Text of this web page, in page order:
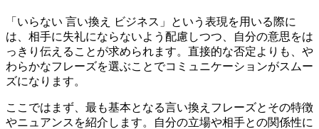
「いらない 言い換え ビジネス」という表現を用いる際に
は、相手に失礼にならないよう配慮しつつ、自分の意思をは
っきり伝えることが求められます。直接的な否定よりも、や
わらかなフレーズを選ぶことでコミュニケーションがスムー
ズになります。
ここではまず、最も基本となる言い換えフレーズとその特徴
やニュアンスを紹介します。自分の立場や相手との関係性に